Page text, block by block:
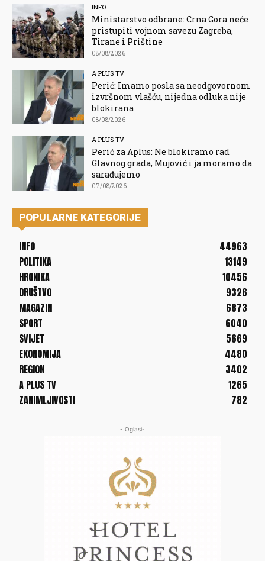
INFO
Ministarstvo odbrane: Crna Gora neće
pristupiti vojnom savezu Zagreba,
Tirane i Prištine
08/08/2026
A PLUS TV
Perić: Imamo posla sa neodgovornom
izvršnom vlašću, nijedna odluka nije
blokirana
08/08/2026
A PLUS TV
Perić za Aplus: Ne blokiramo rad
Glavnog grada, Mujović i ja moramo da
sarađujemo
07/08/2026
POPULARNE KATEGORIJE
INFO
44963
POLITIKA
13149
HRONIKA
10456
DRUŠTVO
9326
MAGAZIN
6873
SPORT
6040
SVIJET
5669
EKONOMIJA
4480
REGION
3402
A PLUS TV
1265
ZANIMLJIVOSTI
782
- Oglasi-